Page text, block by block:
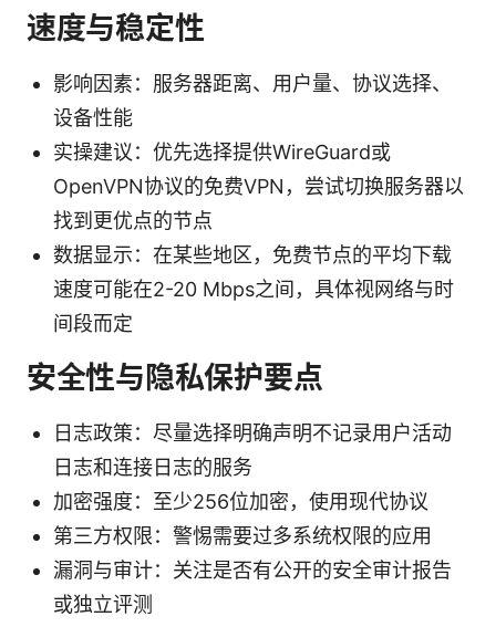
速度与稳定性
影响因素：服务器距离、用户量、协议选择、
设备性能
实操建议：优先选择提供WireGuard或
OpenVPN协议的免费VPN，尝试切换服务器以
找到更优点的节点
数据显示：在某些地区，免费节点的平均下载
速度可能在2-20 Mbps之间，具体视网络与时
间段而定
安全性与隐私保护要点
日志政策：尽量选择明确声明不记录用户活动
日志和连接日志的服务
加密强度：至少256位加密，使用现代协议
第三方权限：警惕需要过多系统权限的应用
漏洞与审计：关注是否有公开的安全审计报告
或独立评测